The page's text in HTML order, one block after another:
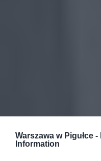
Warszawa w Pigułce -
Information